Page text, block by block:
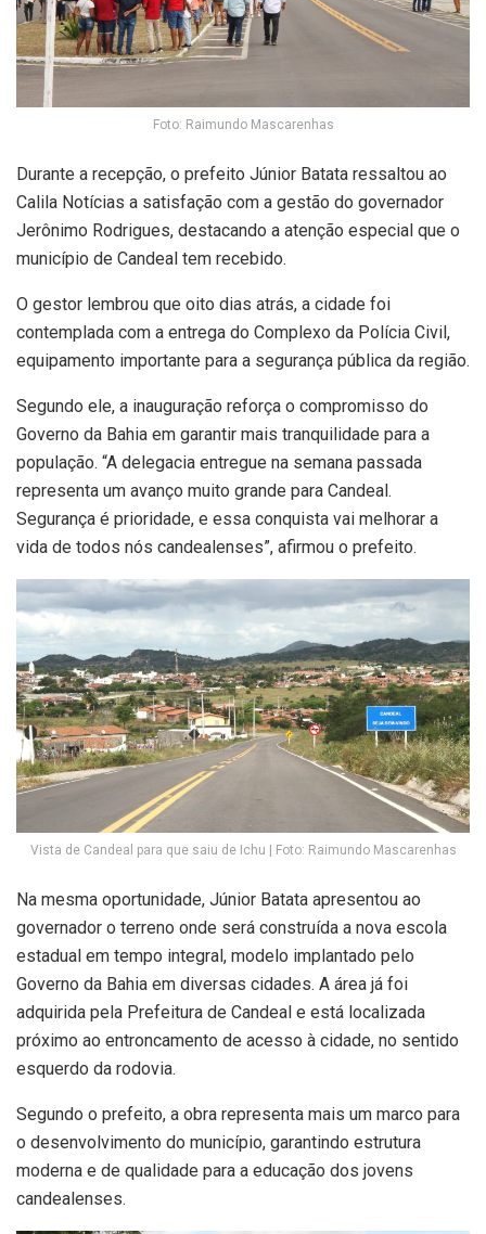
Foto: Raimundo Mascarenhas
Durante a recepção, o prefeito Júnior Batata ressaltou ao
Calila Notícias a satisfação com a gestão do governador
Jerônimo Rodrigues, destacando a atenção especial que o
município de Candeal tem recebido.
O gestor lembrou que oito dias atrás, a cidade foi
contemplada com a entrega do Complexo da Polícia Civil,
equipamento importante para a segurança pública da região.
Segundo ele, a inauguração reforça o compromisso do
Governo da Bahia em garantir mais tranquilidade para a
população. “A delegacia entregue na semana passada
representa um avanço muito grande para Candeal.
Segurança é prioridade, e essa conquista vai melhorar a
vida de todos nós candealenses”, afirmou o prefeito.
Vista de Candeal para que saiu de Ichu | Foto: Raimundo Mascarenhas
Na mesma oportunidade, Júnior Batata apresentou ao
governador o terreno onde será construída a nova escola
estadual em tempo integral, modelo implantado pelo
Governo da Bahia em diversas cidades. A área já foi
adquirida pela Prefeitura de Candeal e está localizada
próximo ao entroncamento de acesso à cidade, no sentido
esquerdo da rodovia.
Segundo o prefeito, a obra representa mais um marco para
o desenvolvimento do município, garantindo estrutura
moderna e de qualidade para a educação dos jovens
candealenses.